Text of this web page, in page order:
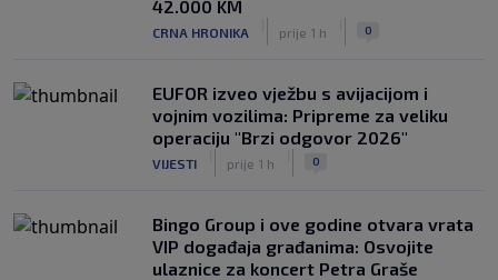
42.000 KM
CRNA HRONIKA prije 1 h 0
EUFOR izveo vježbu s avijacijom i
vojnim vozilima: Pripreme za veliku
operaciju "Brzi odgovor 2026"
VIJESTI prije 1 h 0
Bingo Group i ove godine otvara vrata
VIP događaja građanima: Osvojite
ulaznice za koncert Petra Graše